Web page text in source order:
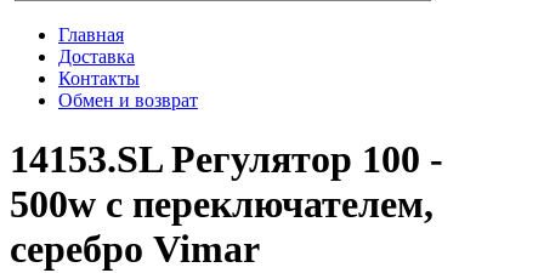
Главная
Доставка
Контакты
Обмен и возврат
14153.SL Регулятор 100 -
500w с переключателем,
серебро Vimar